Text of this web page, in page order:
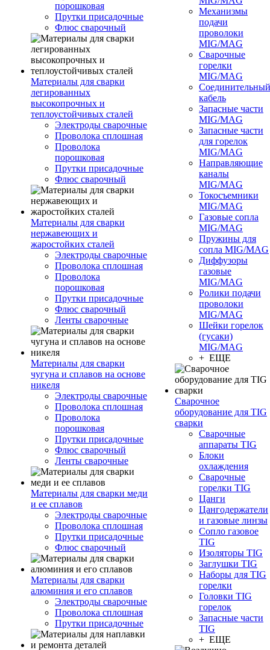
порошковая
Прутки присадочные
Флюс сварочный
Материалы для сварки
легированных
высокопрочных и
теплоустойчивых сталей
Электроды сварочные
Проволока сплошная
Проволока
порошковая
Прутки присадочные
Флюс сварочный
Материалы для сварки
нержавеющих и
жаростойких сталей
Электроды сварочные
Проволока сплошная
Проволока
порошковая
Прутки присадочные
Флюс сварочный
Ленты сварочные
Материалы для сварки
чугуна и сплавов на основе
никеля
Электроды сварочные
Проволока сплошная
Проволока
порошковая
Прутки присадочные
Флюс сварочный
Ленты сварочные
Материалы для сварки меди
и ее сплавов
Электроды сварочные
Проволока сплошная
Прутки присадочные
Флюс сварочный
Материалы для сварки
алюминия и его сплавов
Электроды сварочные
Проволока сплошная
Прутки присадочные
Механизмы
подачи
проволоки
MIG/MAG
Сварочные
горелки
MIG/MAG
Соединительный
кабель
Запасные части
MIG/MAG
Запасные части
для горелок
MIG/MAG
Направляющие
каналы
MIG/MAG
Токосъемники
MIG/MAG
Газовые сопла
MIG/MAG
Пружины для
сопла MIG/MAG
Диффузоры
газовые
MIG/MAG
Ролики подачи
проволоки
MIG/MAG
Шейки горелок
(гусаки)
MIG/MAG
+ ЕЩЕ
Сварочное
оборудование для TIG
сварки
Сварочные
аппараты TIG
Блоки
охлаждения
Сварочные
горелки TIG
Цанги
Цангодержатели
и газовые линзы
Сопло газовое
TIG
Изоляторы TIG
Заглушки TIG
Наборы для TIG
горелки
Головки TIG
горелок
Запасные части
TIG
+ ЕЩЕ